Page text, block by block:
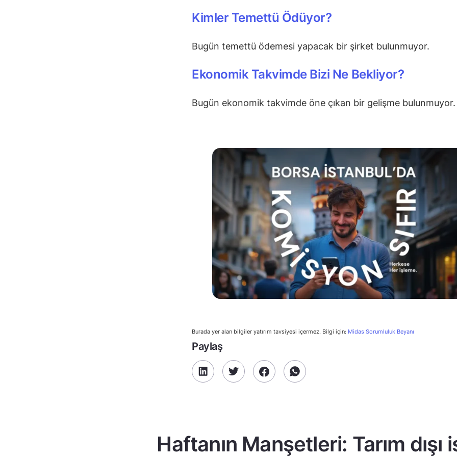
Kimler Temettü Ödüyor?
Bugün temettü ödemesi yapacak bir şirket bulunmuyor.
Ekonomik Takvimde Bizi Ne Bekliyor?
Bugün ekonomik takvimde öne çıkan bir gelişme
Burada yer alan bilgiler yatırım tavsiyesi içermez. Bilgi için: Midas Sorumluluk Beyanı
Paylaş
Haftanın Manşetleri: Tarım dışı